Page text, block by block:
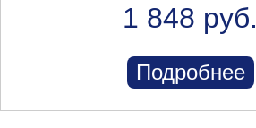
1 848 руб.
Подробнее